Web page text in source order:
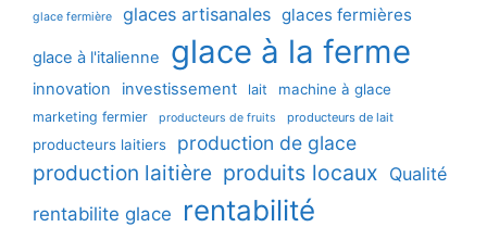
glace fermière glaces artisanales glaces fermières
glace à l'italienne glace à la ferme
innovation investissement lait machine à glace
marketing fermier producteurs de fruits producteurs de lait
producteurs laitiers production de glace
production laitière produits locaux Qualité
rentabilite glace
rentabilité